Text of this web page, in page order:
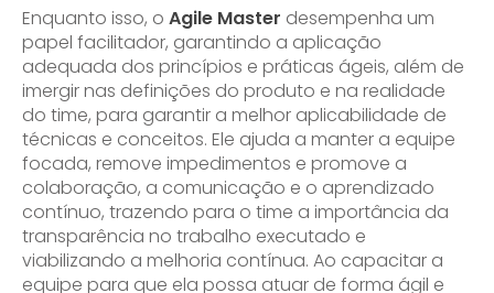
Enquanto isso, o Agile Master desempenha um
papel facilitador, garantindo a aplicação
adequada dos princípios e práticas ágeis, além de
imergir nas definições do produto e na realidade
do time, para garantir a melhor aplicabilidade de
técnicas e conceitos. Ele ajuda a manter a equipe
focada, remove impedimentos e promove a
colaboração, a comunicação e o aprendizado
contínuo, trazendo para o time a importância da
transparência no trabalho executado e
viabilizando a melhoria contínua. Ao capacitar a
equipe para que ela possa atuar de forma ágil e